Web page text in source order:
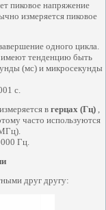
пиковое напряжение
измеряется пиковое
одного цикла.
тенденцию быть
(мс) и микросекунды
с.
в герцах (Гц),
часто используются
Гц.
друг другу: